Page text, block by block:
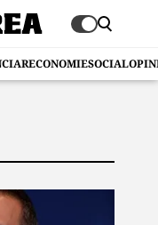
ECONOMIESOCIAL